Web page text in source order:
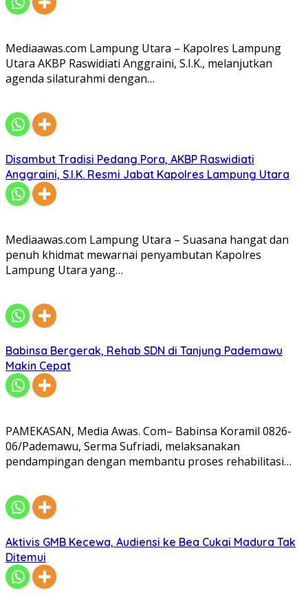
Mediaawas.com Lampung Utara – Kapolres Lampung
Utara AKBP Raswidiati Anggraini, S.I.K., melanjutkan
agenda silaturahmi dengan…
Disambut Tradisi Pedang Pora, AKBP Raswidiati
Anggraini, S.I.K. Resmi Jabat Kapolres Lampung Utara
Mediaawas.com Lampung Utara – Suasana hangat dan
penuh khidmat mewarnai penyambutan Kapolres
Lampung Utara yang…
Babinsa Bergerak, Rehab SDN di Tanjung Pademawu
Makin Cepat
PAMEKASAN, Media Awas. Com– Babinsa Koramil 0826-
06/Pademawu, Serma Sufriadi, melaksanakan
pendampingan dengan membantu proses rehabilitasi…
Aktivis GMB Kecewa, Audiensi ke Bea Cukai Madura Tak
Ditemui